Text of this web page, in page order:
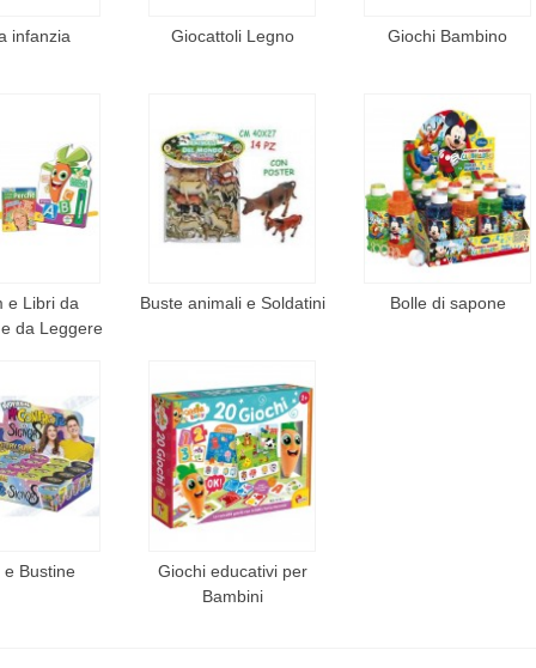
infanzia Giocattoli Legno Giochi Bambino
e Libri da
da Leggere
Buste animali e Soldatini Bolle di sapone
e Bustine
Giochi educativi per
Bambini